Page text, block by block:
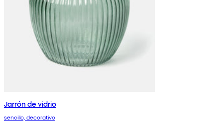
Jarrón de vidrio
sencillo, decorativo